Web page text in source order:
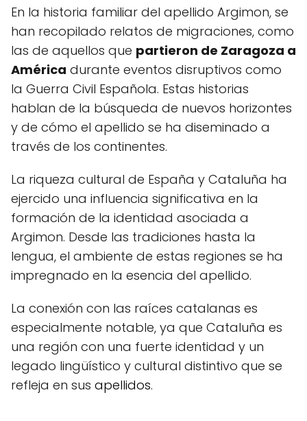
En la historia familiar del apellido Argimon, se
han recopilado relatos de migraciones, como
las de aquellos que partieron de Zaragoza a
América durante eventos disruptivos como
la Guerra Civil Española. Estas historias
hablan de la búsqueda de nuevos horizontes
y de cómo el apellido se ha diseminado a
través de los continentes.
La riqueza cultural de España y Cataluña ha
ejercido una influencia significativa en la
formación de la identidad asociada a
Argimon. Desde las tradiciones hasta la
lengua, el ambiente de estas regiones se ha
impregnado en la esencia del apellido.
La conexión con las raíces catalanas es
especialmente notable, ya que Cataluña es
una región con una fuerte identidad y un
legado lingüístico y cultural distintivo que se
refleja en sus apellidos.